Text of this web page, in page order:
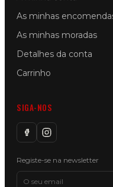
As minhas
As minhas moradas
Detalhes da conta
Carrinho
SIGA-NOS
Registe-se na newsletter